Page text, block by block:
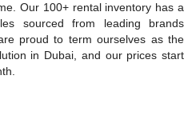
Our 100+ rental inventory has a
sourced from leading brands
proud to term ourselves as the
in Dubai, and our prices start